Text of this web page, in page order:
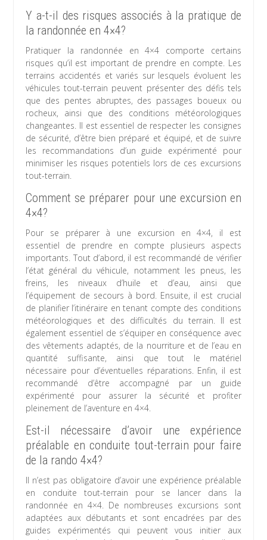
Y a-t-il des risques associés à la pratique de
la randonnée en 4×4?
Pratiquer la randonnée en 4×4 comporte certains
risques qu’il est important de prendre en compte. Les
terrains accidentés et variés sur lesquels évoluent les
véhicules tout-terrain peuvent présenter des défis tels
que des pentes abruptes, des passages boueux ou
rocheux, ainsi que des conditions météorologiques
changeantes. Il est essentiel de respecter les consignes
de sécurité, d’être bien préparé et équipé, et de suivre
les recommandations d’un guide expérimenté pour
minimiser les risques potentiels lors de ces excursions
tout-terrain.
Comment se préparer pour une excursion en
4×4?
Pour se préparer à une excursion en 4×4, il est
essentiel de prendre en compte plusieurs aspects
importants. Tout d’abord, il est recommandé de vérifier
l’état général du véhicule, notamment les pneus, les
freins, les niveaux d’huile et d’eau, ainsi que
l’équipement de secours à bord. Ensuite, il est crucial
de planifier l’itinéraire en tenant compte des conditions
météorologiques et des difficultés du terrain. Il est
également essentiel de s’équiper en conséquence avec
des vêtements adaptés, de la nourriture et de l’eau en
quantité suffisante, ainsi que tout le matériel
nécessaire pour d’éventuelles réparations. Enfin, il est
recommandé d’être accompagné par un guide
expérimenté pour assurer la sécurité et profiter
pleinement de l’aventure en 4×4.
Est-il nécessaire d’avoir une expérience
préalable en conduite tout-terrain pour faire
de la rando 4×4?
Il n’est pas obligatoire d’avoir une expérience préalable
en conduite tout-terrain pour se lancer dans la
randonnée en 4×4. De nombreuses excursions sont
adaptées aux débutants et sont encadrées par des
guides expérimentés qui peuvent vous initier aux